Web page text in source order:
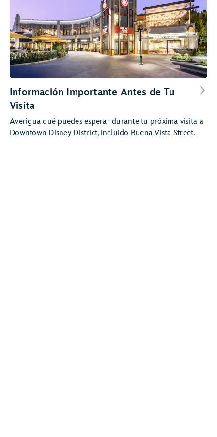
Información Importante Antes de Tu
Visita
Averigua qué puedes esperar durante tu próxima visita a
Downtown Disney District, incluido Buena Vista Street.